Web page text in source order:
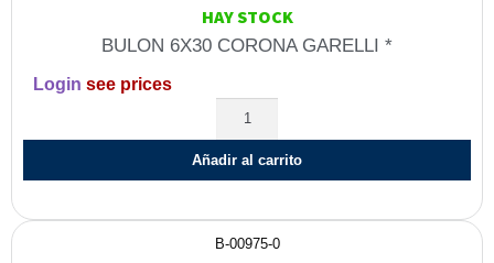
HAY STOCK
BULON 6X30 CORONA GARELLI *
Login see prices
Añadir al carrito
B-00975-0